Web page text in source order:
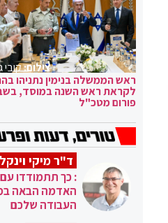
צילום:
ראש הממשלה בנימין נתניהו
לקראת ראש השנה במוסד,
פורום מטכ"ל
ד"ר מיקי
: כך תתמודדו
האדמה הבאה
העבודה שלכם